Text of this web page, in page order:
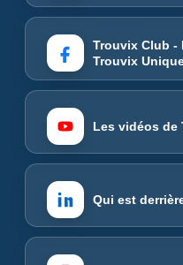
Trouvix Club -
Trouvix
Les vidéos de
Qui est